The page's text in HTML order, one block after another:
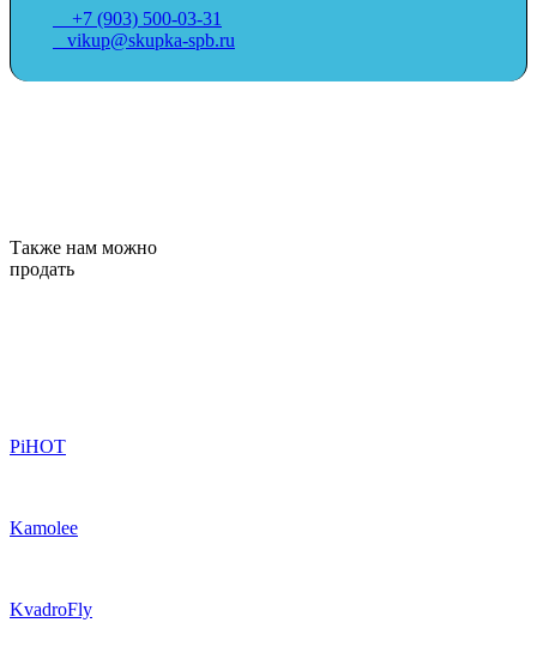
+7 (903) 500-03-31
vikup@skupka-spb.ru
Также нам можно
продать
PiHOT
Kamolee
KvadroFly